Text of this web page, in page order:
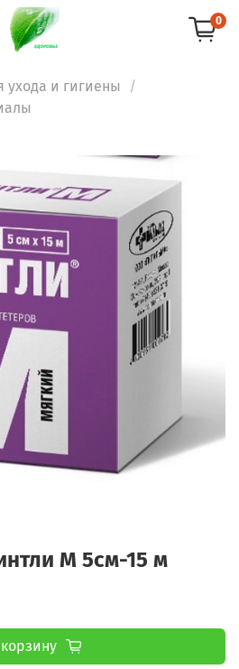
0
ухода и гигиены
М 5см-15 м